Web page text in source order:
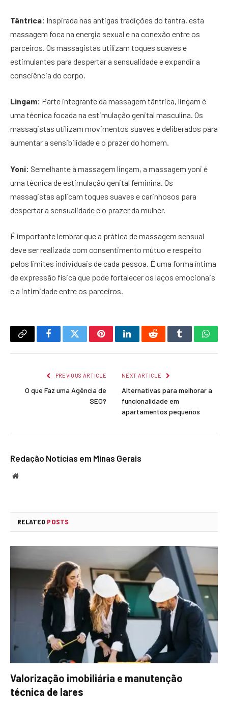
Tântrica: Inspirada nas antigas tradições do tantra, esta
massagem foca na energia sexual e na conexão entre os
parceiros. Os massagistas utilizam toques suaves e
estimulantes para despertar a sensualidade e expandir a
consciência do corpo.
Lingam: Parte integrante da massagem tântrica, lingam é
uma técnica focada na estimulação genital masculina. Os
massagistas utilizam movimentos suaves e deliberados para
aumentar a sensibilidade e o prazer do homem.
Yoni: Semelhante à massagem lingam, a massagem yoni é
uma técnica de estimulação genital feminina. Os
massagistas aplicam toques suaves e carinhosos para
despertar a sensualidade e o prazer da mulher.
É importante lembrar que a prática de massagem sensual
deve ser realizada com consentimento mútuo e respeito
pelos limites individuais de cada pessoa. É uma forma íntima
de expressão física que pode fortalecer os laços emocionais
e a intimidade entre os parceiros.
Copy
FacebookTwitterPinterestLinkedInRedditTumblr
PREVIOUS ARTICLE
O que Faz uma Agência de
SEO?
NEXT ARTICLE
Alternativas para melhorar a
funcionalidade em
apartamentos pequenos
Redação Notícias em Minas Gerais
Website
RELATED POSTS
Valorização imobiliária e manutenção
técnica de lares